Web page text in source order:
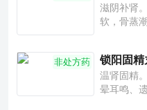
滋阴补肾
软，骨蒸
非处方药 锁阳固精
温肾固精
晕耳鸣、